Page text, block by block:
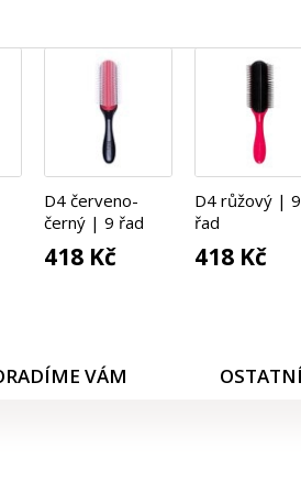
D4 červeno-
černý | 9 řad
418 Kč
D4 růžový | 9
řad
418 Kč
VÁM